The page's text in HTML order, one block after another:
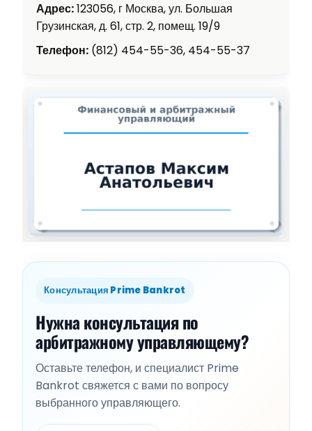
Адрес:123056, г Москва, ул. Большая
Грузинская, д. 61, стр. 2, помещ. 19/9
Телефон: (812) 454-55-36, 454-55-37
Консультация Prime Bankrot
Нужна консультация по
арбитражному управляющему?
Оставьте телефон, и специалист Prime
Bankrot свяжется с вами по вопросу
выбранного управляющего.